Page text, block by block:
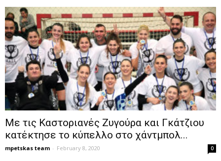
Με τις Καστοριανές Ζυγούρα και Γκάτζιου
κατέκτησε το κύπελλο στο χάντμπολ...
mpetskas team - February 8, 2020 0